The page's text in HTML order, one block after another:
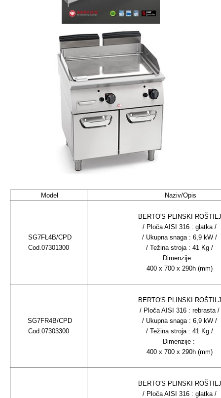
Model Naziv/Opis
SG7FL4B/CPD
Cod.07301300
BERTO′S PLINSKI ROŠTILJ
/ Ploča AISI 316 : glatka /
/ Ukupna snaga : 6,9 kW /
/ Težina stroja : 41 Kg /
Dimenzije :
400 x 700 x 290h (mm)
SG7FR4B/CPD
Cod.07303300
BERTO′S PLINSKI ROŠTILJ
/ Ploča AISI 316 : rebrasta /
/ Ukupna snaga : 6,9 kW /
/ Težina stroja : 41 Kg /
Dimenzije :
400 x 700 x 290h (mm)
BERTO′S PLINSKI ROŠTILJ
/ Ploča AISI 316 : glatka /